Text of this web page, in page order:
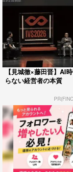
【見城徹×藤田晋】AI
らない経営者の本質